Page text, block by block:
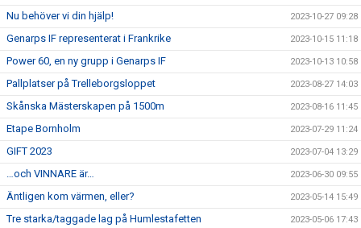
Nu behöver vi din hjälp! 2023-10-27 09:28
Genarps IF representerat i Frankrike 2023-10-15 11:18
Power 60, en ny grupp i Genarps IF 2023-10-13 10:58
Pallplatser på Trelleborgsloppet 2023-08-27 14:03
Skånska Mästerskapen på 1500m 2023-08-16 11:45
Etape Bornholm 2023-07-29 11:24
GIFT 2023 2023-07-04 13:29
…och VINNARE är… 2023-06-30 09:55
Äntligen kom värmen, eller? 2023-05-14 15:49
Tre starka/taggade lag på Humlestafetten 2023-05-06 17:43